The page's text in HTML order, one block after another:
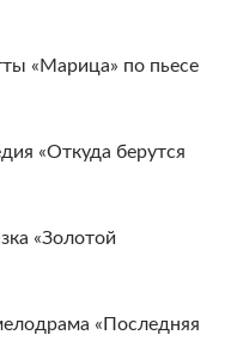
«Марица» по пьесе
«Откуда берутся
«Золотой
«Последняя